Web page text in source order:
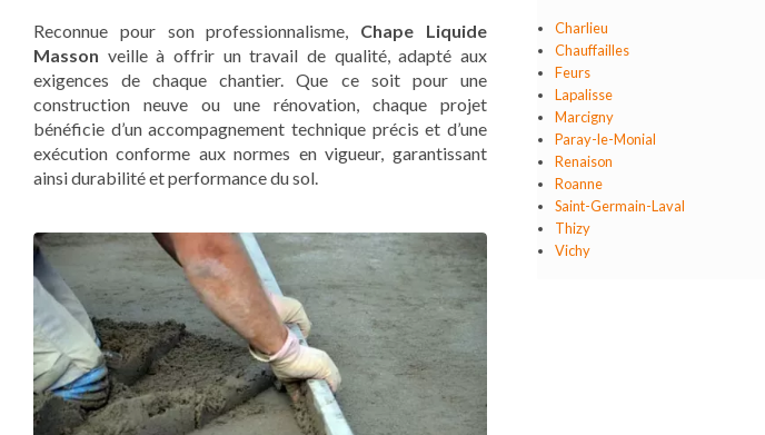
Reconnue pour son professionnalisme, Chape Liquide
Masson veille à offrir un travail de qualité, adapté aux
exigences de chaque chantier. Que ce soit pour une
construction neuve ou une rénovation, chaque projet
bénéficie d’un accompagnement technique précis et d’une
exécution conforme aux normes en vigueur, garantissant
ainsi durabilité et performance du sol.
Charlieu
Chauffailles
Feurs
Lapalisse
Marcigny
Paray-le-Monial
Renaison
Roanne
Saint-Germain-Laval
Thizy
Vichy